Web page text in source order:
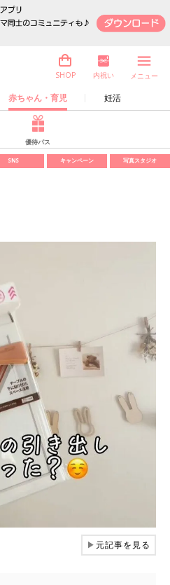
赤ちゃん・育児 妊活
SHOP 内祝い メニュー
優待パス
SNS キャンペーン 写真スタジオ
▶元記事を見る